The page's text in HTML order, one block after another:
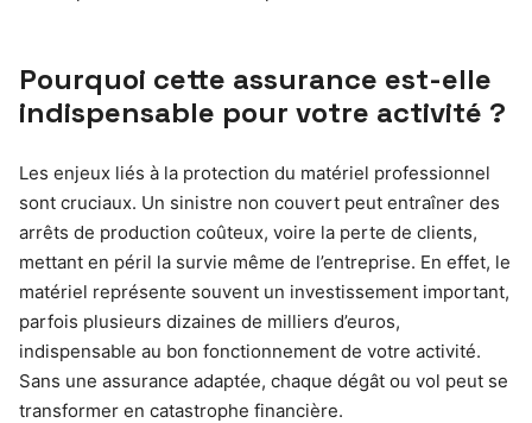
Pourquoi cette assurance est-elle
indispensable pour votre activité ?
Les enjeux liés à la protection du matériel professionnel
sont cruciaux. Un sinistre non couvert peut entraîner des
arrêts de production coûteux, voire la perte de clients,
mettant en péril la survie même de l’entreprise. En effet, le
matériel représente souvent un investissement important,
parfois plusieurs dizaines de milliers d’euros,
indispensable au bon fonctionnement de votre activité.
Sans une assurance adaptée, chaque dégât ou vol peut se
transformer en catastrophe financière.